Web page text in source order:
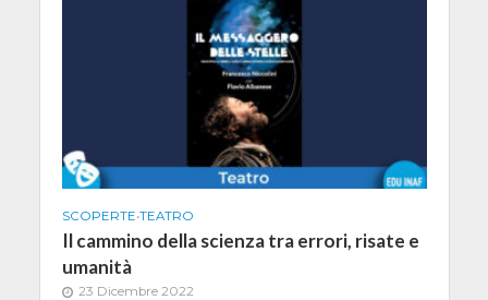
SCOPERTE•TEATRO
Il cammino della scienza tra errori, risate e
umanità
23 Dicembre 2022